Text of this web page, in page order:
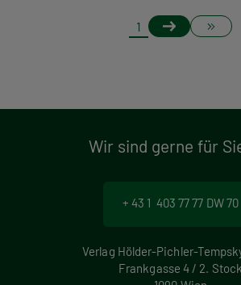
Page
1
NächsteLetzte
Wir sind gerne für
+ 43 1 403 77 77 DW 70
Verlag Hölder-Pichler-
Frankgasse 4 / 2. Stock